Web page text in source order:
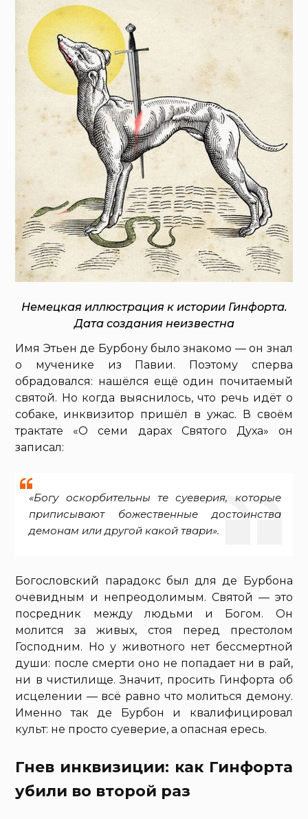
Немецкая иллюстрация к истории Гинфорта.
Дата создания неизвестна
Имя Этьен де Бурбону было знакомо — он знал
о мученике из Павии. Поэтому сперва
обрадовался: нашёлся ещё один почитаемый
святой. Но когда выяснилось, что речь идёт о
собаке, инквизитор пришёл в ужас. В своём
трактате «О семи дарах Святого Духа» он
записал:
«Богу оскорбительны те суеверия, которые
приписывают божественные достоинства
демонам или другой какой твари».
Богословский парадокс был для де Бурбона
очевидным и непреодолимым. Святой — это
посредник между людьми и Богом. Он
молится за живых, стоя перед престолом
Господним. Но у животного нет бессмертной
души: после смерти оно не попадает ни в рай,
ни в чистилище. Значит, просить Гинфорта об
исцелении — всё равно что молиться демону.
Именно так де Бурбон и квалифицировал
культ: не просто суеверие, а опасная ересь.
Гнев инквизиции: как Гинфорта
убили во второй раз